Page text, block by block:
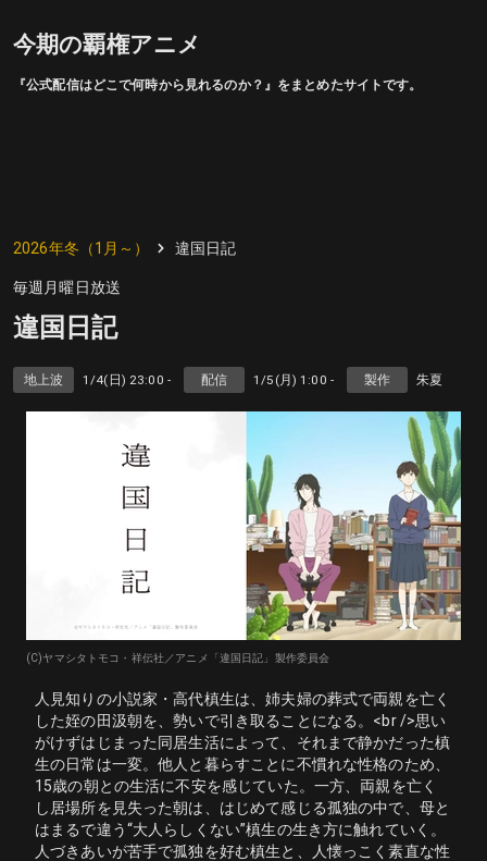
今期の覇権アニメ
『公式配信はどこで何時から見れるのか？』をまとめたサイトです。
2026年冬（1月～） 違国日記
毎週月曜日放送
違国日記
地上波 1/4(日) 23:00 - 配信 1/5(月) 1:00 - 製作 朱夏
(C)ヤマシタトモコ・祥伝社／アニメ「違国日記」製作委員会
人見知りの小説家・高代槙生は、姉夫婦の葬式で両親を亡く
した姪の田汲朝を、勢いで引き取ることになる。<br />思い
がけずはじまった同居生活によって、それまで静かだった槙
生の日常は一変。他人と暮らすことに不慣れな性格のため、
15歳の朝との生活に不安を感じていた。一方、両親を亡く
し居場所を見失った朝は、はじめて感じる孤独の中で、母と
はまるで違う“大人らしくない”槙生の生き方に触れていく。
人づきあいが苦手で孤独を好む槙生と、人懐っこく素直な性